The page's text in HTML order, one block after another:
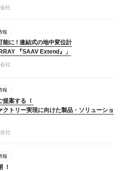
社
報
能に ! 連結式の地中変位計
『SAAV Extend』」
社
報
案する ！
クトリー実現に向けた製品・ソリューショ
社
報
！